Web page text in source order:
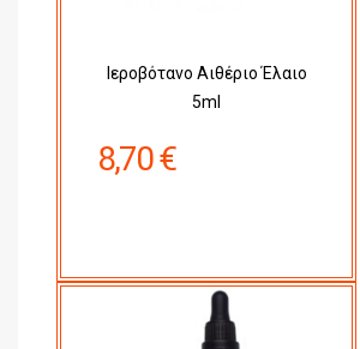
Ιεροβότανο Αιθέριο Έλαιο
5ml
8,70 €